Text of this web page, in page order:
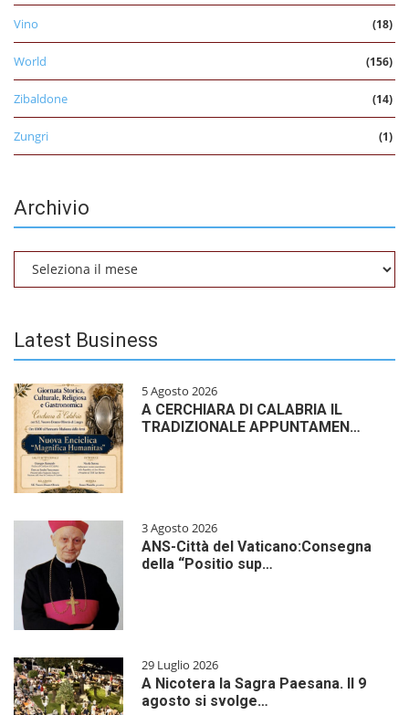
Vino (18)
World (156)
Zibaldone (14)
Zungri (1)
Archivio
Archivio
Latest Business
5 Agosto 2026
A CERCHIARA DI CALABRIA IL
TRADIZIONALE APPUNTAMEN…
3 Agosto 2026
ANS-Città del Vaticano:Consegna
della “Positio sup…
29 Luglio 2026
A Nicotera la Sagra Paesana. Il 9
agosto si svolge…